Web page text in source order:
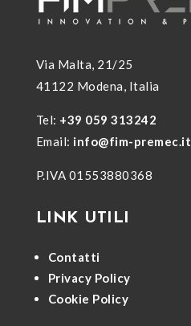
Via Malta, 21/25
41122 Modena, Italia
Tel: +39 059 313242
Email: info@fim-premec.it
P.IVA 01553880368
LINK UTILI
Contatti
Privacy Policy
Cookie Policy